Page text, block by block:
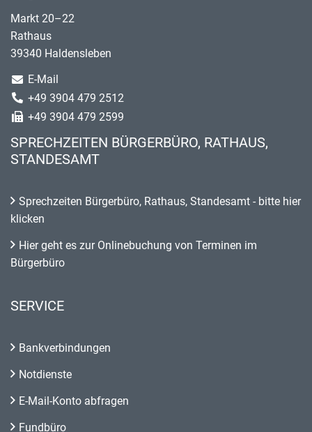
Markt 20–22
Rathaus
39340 Haldensleben
E-Mail
+49 3904 479 2512
+49 3904 479 2599
SPRECHZEITEN BÜRGERBÜRO, RATHAUS,
STANDESAMT
Sprechzeiten Bürgerbüro, Rathaus, Standesamt - bitte hier
klicken
Hier geht es zur Onlinebuchung von Terminen im
Bürgerbüro
SERVICE
Bankverbindungen
Notdienste
E-Mail-Konto abfragen
Fundbüro